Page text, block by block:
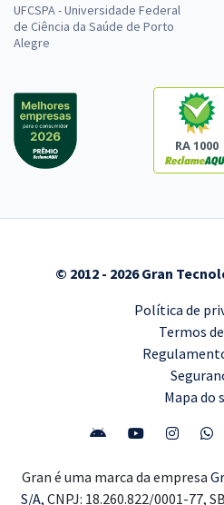
UFCSPA - Universidade Federal
de Ciência da Saúde de Porto
Alegre
RA 1000
© 2012 - 2026 Gran
Política de
Termos
Mapa do
Gran é uma marca da empresa
S/A, CNPJ: 18.260.822/0001-77,